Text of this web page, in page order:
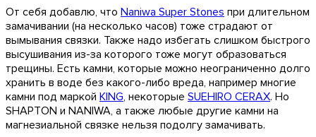
От себя добавлю, что Naniwa Super Stones при длительном
замачивании (на несколько часов) тоже страдают от
вымывания связки. Также надо избегать слишком быстрого
высушивания из-за которого тоже могут образоваться
трещины. Есть камни, которые можно неограниченно долго
хранить в воде без какого-либо вреда, например многие
камни под маркой KING, некоторые SUEHIRO CERAX. Но
SHAPTON и NANIWA, а также любые другие камни на
магнезиальной связке нельзя подолгу замачивать.